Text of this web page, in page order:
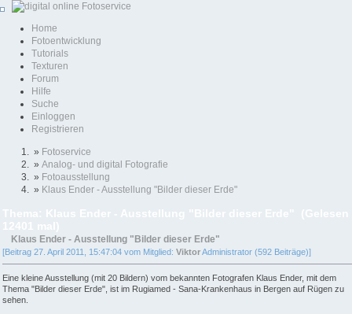
Home
Fotoentwicklung
Tutorials
Texturen
Forum
Hilfe
Suche
Einloggen
Registrieren
» Fotoservice
» Analog- und digital Fotografie
» Fotoausstellung
» Klaus Ender - Ausstellung "Bilder dieser Erde"
Klaus Ender - Ausstellung "Bilder dieser Erde"
[Beitrag 27. April 2011, 15:47:04 vom Mitglied: ViktorAdministrator (592 Beiträge)]
Eine kleine Ausstellung (mit 20 Bildern) vom bekannten Fotografen Klaus Ender, mit dem
Thema "Bilder dieser Erde", ist im Rugiamed - Sana-Krankenhaus in Bergen auf Rügen zu
sehen.